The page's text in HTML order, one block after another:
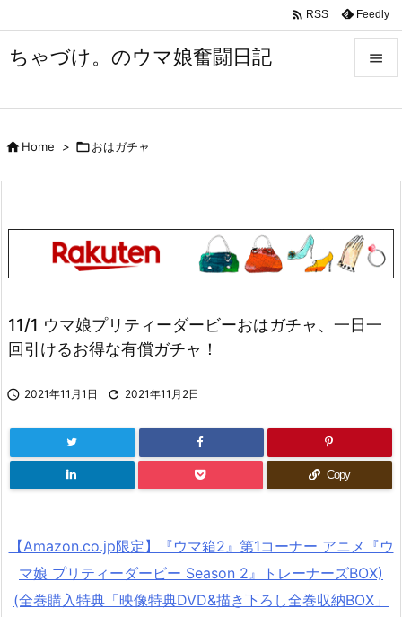
ちゃづけ。のウマ娘奮闘日記 


Next

 RSS Feedly
Home > おはガチャ
11/1 ウマ娘プリティーダービーおはガチャ、一日一
回引けるお得な有償ガチャ！
 2021年11月1日  2021年11月2日
Copy
【Amazon.co.jp限定】『ウマ箱2』第1コーナー アニメ『ウ
マ娘 プリティーダービー Season 2』トレーナーズBOX)
(全巻購入特典「映像特典DVD&描き下ろし全巻収納BOX」